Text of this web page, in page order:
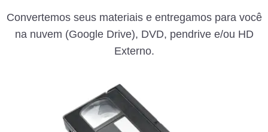
Convertemos seus materiais e entregamos para você
na nuvem (Google Drive), DVD, pendrive e/ou HD
Externo.